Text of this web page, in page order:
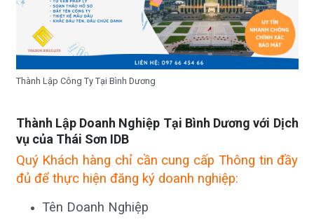
Thành Lập Công Ty Tại Bình Dương
Thành Lập Doanh Nghiệp Tại Bình Dương với Dịch
vụ của Thái Sơn IDB
Quý Khách hàng chỉ cần cung cấp Thông tin đầy
đủ để thực hiện đăng ký doanh nghiệp:
Tên Doanh Nghiệp